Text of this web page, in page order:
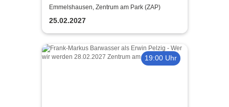
Emmelshausen, Zentrum am Park (ZAP)
25.02.2027
19:00 Uhr